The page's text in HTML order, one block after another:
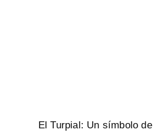
El Turpial: Un símbolo